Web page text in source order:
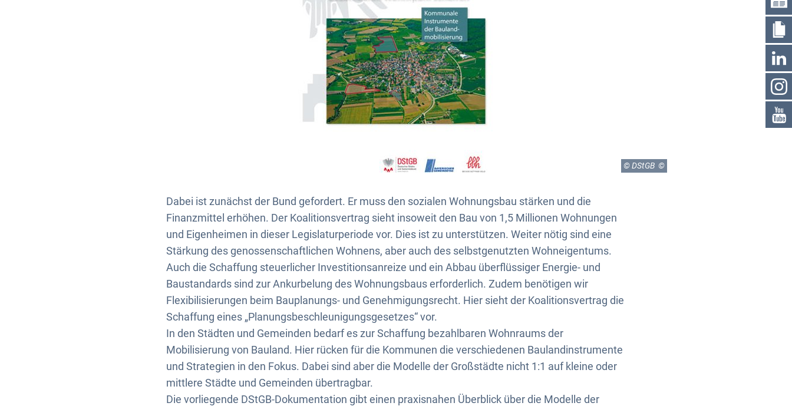
© DStGB
Dabei ist zunächst der Bund gefordert. Er muss den sozialen Wohnungsbau stärken und die
Finanzmittel erhöhen. Der Koalitionsvertrag sieht insoweit den Bau von 1,5 Millionen Wohnungen
und Eigenheimen in dieser Legislaturperiode vor. Dies ist zu unterstützen. Weiter nötig sind eine
Stärkung des genossenschaftlichen Wohnens, aber auch des selbstgenutzten Wohneigentums.
Auch die Schaffung steuerlicher Investitionsanreize und ein Abbau überflüssiger Energie- und
Baustandards sind zur Ankurbelung des Wohnungsbaus erforderlich. Zudem benötigen wir
Flexibilisierungen beim Bauplanungs- und Genehmigungsrecht. Hier sieht der Koalitionsvertrag die
Schaffung eines „Planungsbeschleunigungsgesetzes“ vor.
In den Städten und Gemeinden bedarf es zur Schaffung bezahlbaren Wohnraums der
Mobilisierung von Bauland. Hier rücken für die Kommunen die verschiedenen Baulandinstrumente
und Strategien in den Fokus. Dabei sind aber die Modelle der Großstädte nicht 1:1 auf kleine oder
mittlere Städte und Gemeinden übertragbar.
Die vorliegende DStGB-Dokumentation gibt einen praxisnahen Überblick über die Modelle der